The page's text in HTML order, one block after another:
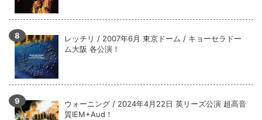
レッチリ / 2007年6月 東京ドーム / キョーセラドー
ム大阪 各公演！
ウォーニング / 2024年4月22日 英リーズ公演 超高音
質IEM+Aud！